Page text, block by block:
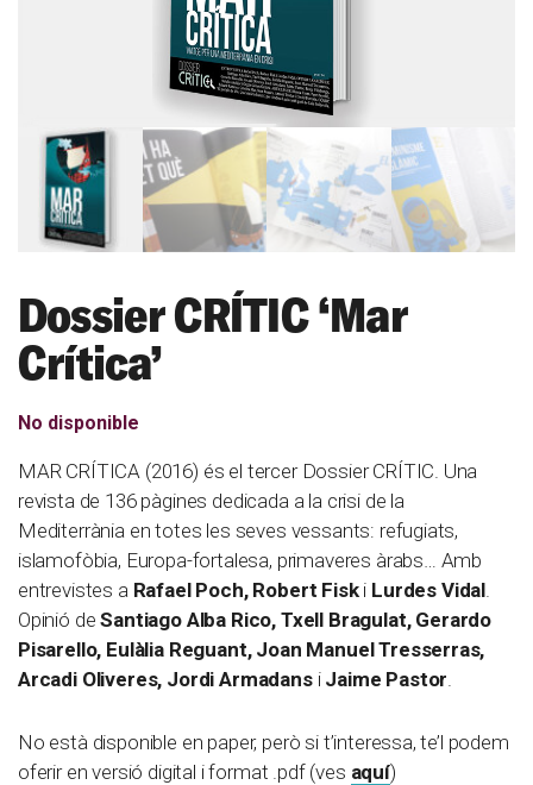
Dossier CRÍTIC ‘Mar
Crítica’
No disponible
MAR CRÍTICA (2016) és el tercer Dossier CRÍTIC. Una
revista de 136 pàgines dedicada a la crisi de la
Mediterrània en totes les seves vessants: refugiats,
islamofòbia, Europa-fortalesa, primaveres àrabs… Amb
entrevistes a Rafael Poch, Robert Fisk i Lurdes Vidal
Opinió deSantiago Alba Rico, Txell Bragulat, Gerardo
Pisarello, Eulàlia Reguant, Joan Manuel Tresserras,
Arcadi Oliveres, Jordi ArmadansiJaime Pastor
No està disponible en paper, però si t’interessa, te’l podem
oferir en versió digital i format .pdf (ves aquí)